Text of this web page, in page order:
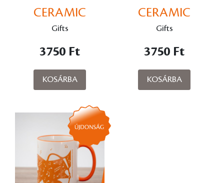
CERAMIC
OCTOPUS MUG
– YELLOW
Gifts
3750 Ft
KOSÁRBA
CERAMIC
OCTOPUS MUG
– GREEN
Gifts
3750 Ft
KOSÁRBA